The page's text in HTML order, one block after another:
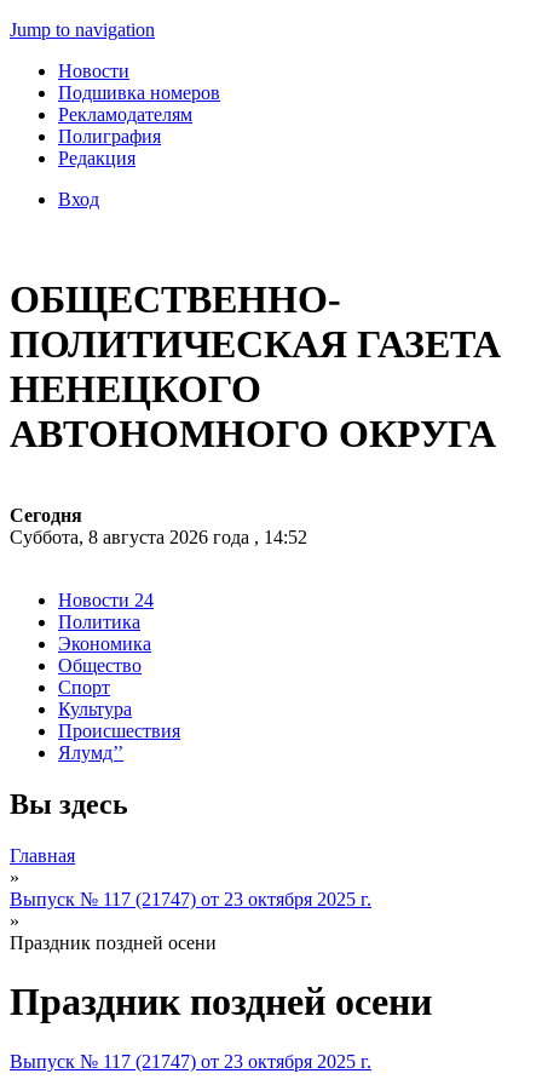
Jump to navigation
Новости
Подшивка номеров
Рекламодателям
Полиграфия
Редакция
Вход
ОБЩЕСТВЕННО-
ПОЛИТИЧЕСКАЯ ГАЗЕТА
НЕНЕЦКОГО
АВТОНОМНОГО ОКРУГА
Сегодня
Суббота, 8 августа 2026 года , 14:52
Новости 24
Политика
Экономика
Общество
Спорт
Культура
Происшествия
Ялумд’’
Вы здесь
Главная
»
Выпуск № 117 (21747) от 23 октября 2025 г.
»
Праздник поздней осени
Праздник поздней осени
Выпуск № 117 (21747) от 23 октября 2025 г.